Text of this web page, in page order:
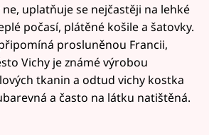
uplatňuje se nejčastěji na lehké
počasí, plátěné košile a šatovky.
prosluněnou Francii,
Vichy je známé výrobou
tkanin a odtud vichy kostka
a často na látku natištěná.